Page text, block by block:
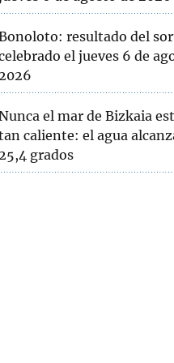
resultado del
el jueves 6 de
el mar de Bizkaia
caliente: el agua
grados